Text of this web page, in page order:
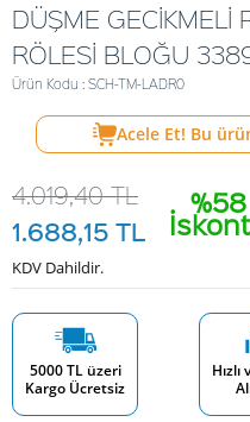
DÜŞME GECİKMELİ
RÖLESİ BLOĞU
Ürün Kodu : SCH-TM-LADR0
Acele Et! Bu
%58
4.019,40TL
1.688,15 TL
KDV Dahildir.
5000 TL üzeri
Kargo Ücretsiz